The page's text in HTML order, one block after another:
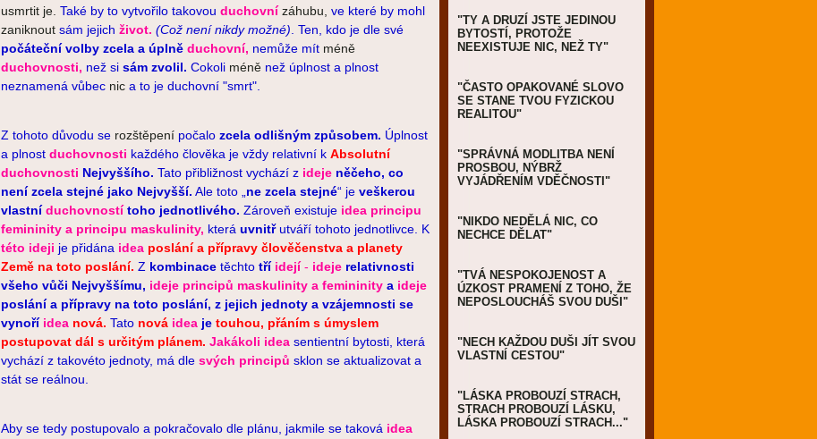
usmrtit je. Také by to vytvořilo takovou duchovnízáhubu, ve které by mohl
zaniknout sám jejich život. (Což není nikdy možné) . Ten, kdo je dle své
počáteční volby zcela a úplně duchovní, nemůže mít méně
duchovnosti, než si sám zvolil. Cokoli méně než úplnost a plnost
neznamená vůbec nic a to je duchovní "smrt".
Z tohoto důvodu se rozštěpení počalo zcela odlišným způsobem. Úplnost
a plnost duchovnosti každého člověka je vždy relativní k Absolutní
duchovnosti Nejvyššího. Tato přibližnost vychází z ideje něčeho, co
není zcela stejné jako Nejvyšší. Ale toto „ ne zcela stejné“ je veškerou
vlastníduchovnostítoho jednotlivého. Zároveň existuje idea principu
femininity a principu maskulinity, která uvnitř utváří tohoto jednotlivce. K
této ideji je přidána idea poslání a přípravy člověčenstva a planety
Země na toto poslání. Z kombinace těchto tří idejí- ideje relativnosti
všeho vůči Nejvyššímu, ideje principů maskulinity a femininity a ideje
poslání a přípravy na toto poslání, z jejich jednoty a vzájemnosti se
vynoří idea nová. Tato nová idea je touhou, přáním s úmyslem
postupovat dál s určitým plánem. Jakákoli idea sentientní bytosti, která
vychází z takovéto jednoty, má dle svých principů sklon se aktualizovat a
stát se reálnou.
Aby se tedy postupovalo a pokračovalo dle plánu, jakmile se taková idea
"TY A DRUZÍ JSTE JEDINOU
BYTOSTÍ, PROTOŽE
NEEXISTUJE NIC, NEŽ TY"
"ČASTO OPAKOVANÉ SLOVO
SE STANE TVOU FYZICKOU
REALITOU"
"SPRÁVNÁ MODLITBA NENÍ
PROSBOU, NÝBRŽ
VYJÁDŘENÍM VDĚČNOSTI"
"NIKDO NEDĚLÁ NIC, CO
NECHCE DĚLAT"
"TVÁ NESPOKOJENOST A
ÚZKOST PRAMENÍ Z TOHO, ŽE
NEPOSLOUCHÁŠ SVOU DUŠI"
"NECH KAŽDOU DUŠI JÍT SVOU
VLASTNÍ CESTOU"
"LÁSKA PROBOUZÍ STRACH,
STRACH PROBOUZÍ LÁSKU,
LÁSKA PROBOUZÍ STRACH..."